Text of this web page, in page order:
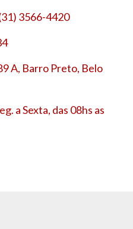
3566-4420
A, Barro Preto, Belo
a Sexta, das 08hs as